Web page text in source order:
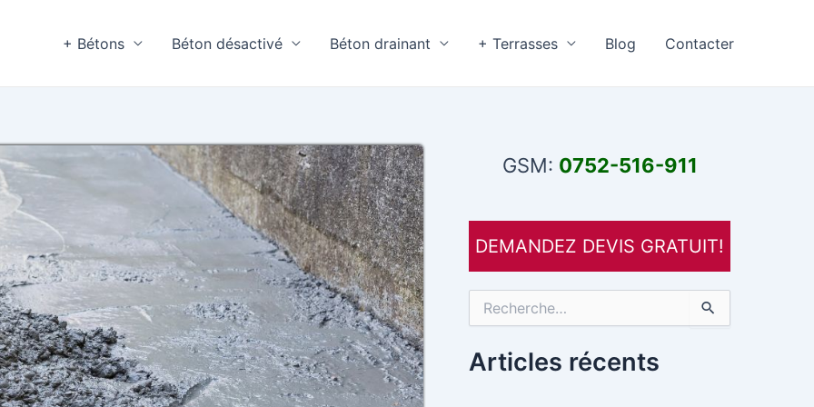
+ Bétons Béton désactivé Béton drainant + Terrasses Blog Contacter
GSM: 0752-516-911
DEMANDEZ DEVIS GRATUIT!
h
e
Articles récents